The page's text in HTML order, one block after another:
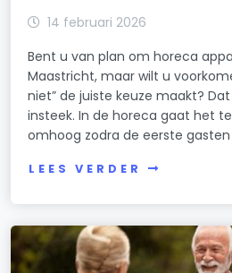
14 februari 2026
Bent u van plan om horeca
Maastricht, maar wilt u
niet” de juiste keuze maakt?
insteek. In de horeca gaat het
omhoog zodra de eerste
LEES VERDER